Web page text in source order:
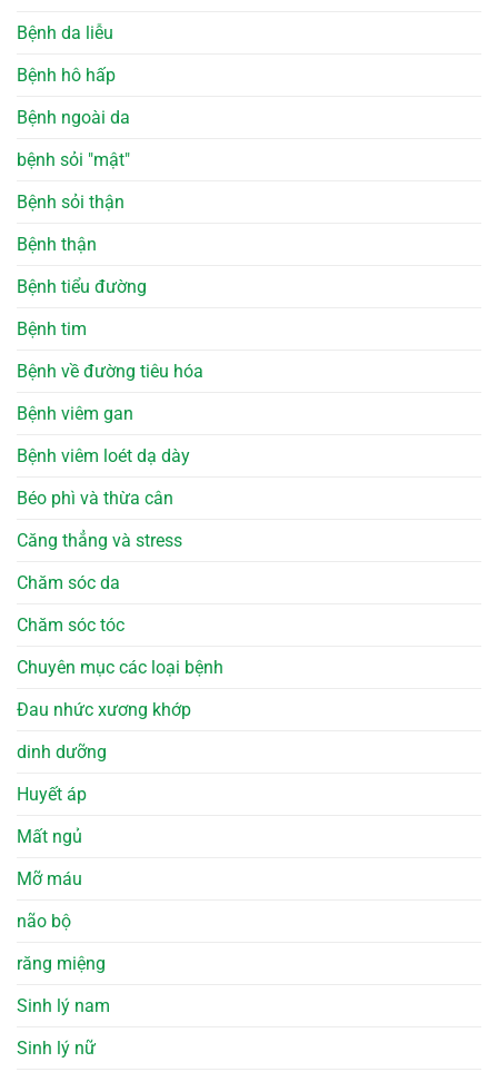
Bệnh da liễu
Bệnh hô hấp
Bệnh ngoài da
bệnh sỏi "mật"
Bệnh sỏi thận
Bệnh thận
Bệnh tiểu đường
Bệnh tim
Bệnh về đường tiêu hóa
Bệnh viêm gan
Bệnh viêm loét dạ dày
Béo phì và thừa cân
Căng thẳng và stress
Chăm sóc da
Chăm sóc tóc
Chuyên mục các loại bệnh
Đau nhức xương khớp
dinh dưỡng
Huyết áp
Mất ngủ
Mỡ máu
não bộ
răng miệng
Sinh lý nam
Sinh lý nữ